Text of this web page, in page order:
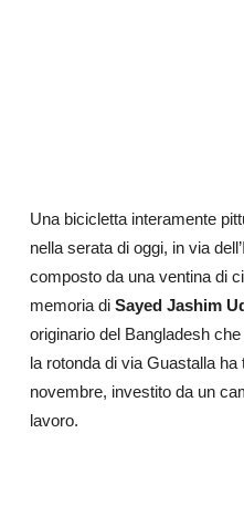
Una bicicletta interamente
nella serata di oggi, in via
composto da una ventina di
memoria di Sayed Jashim
originario del Bangladesh
la rotonda di via Guastalla
novembre, investito da un
lavoro.